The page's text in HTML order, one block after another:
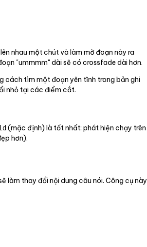
nhau một chút và làm mờ đoạn này ra
"ummmm" dài sẽ có crossfade dài hơn.
cách tìm một đoạn yên tĩnh trong bản ghi
nhỏ tại các điểm cắt.
(mặc định) là tốt nhất: phát hiện chạy trên
hơn).
làm thay đổi nội dung câu nói. Công cụ này